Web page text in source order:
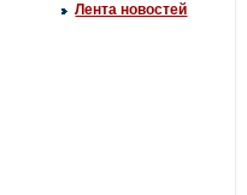
Лента новостей